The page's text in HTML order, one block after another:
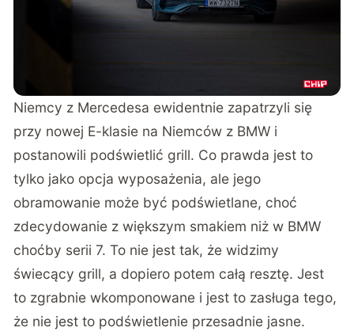
Niemcy z Mercedesa ewidentnie zapatrzyli się
przy nowej E-klasie na Niemców z BMW i
postanowili podświetlić grill. Co prawda jest to
tylko jako opcja wyposażenia, ale jego
obramowanie może być podświetlane, choć
zdecydowanie z większym smakiem niż w BMW
choćby serii 7. To nie jest tak, że widzimy
świecący grill, a dopiero potem całą resztę. Jest
to zgrabnie wkomponowane i jest to zasługa tego,
że nie jest to podświetlenie przesadnie jasne.